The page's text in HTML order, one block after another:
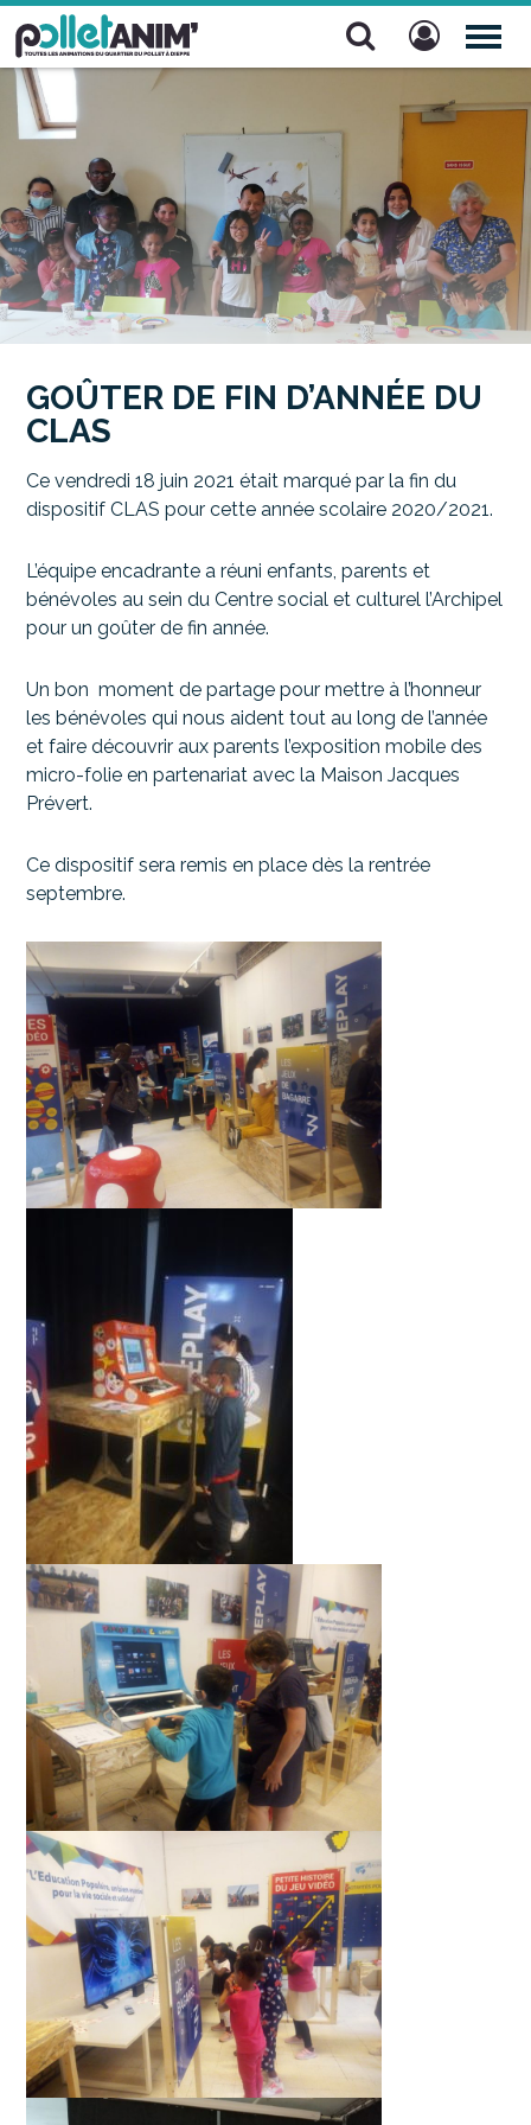
Pollet Anim'
GOÛTER DE FIN D’ANNÉE DU
CLAS
Ce vendredi 18 juin 2021 était marqué par la fin du
dispositif CLAS pour cette année scolaire 2020/2021.
L’équipe encadrante a réuni enfants, parents et
bénévoles au sein du Centre social et culturel l’Archipel
pour un goûter de fin année.
Un bon moment de partage pour mettre à l’honneur
les bénévoles qui nous aident tout au long de l’année
et faire découvrir aux parents l’exposition mobile des
micro-folie en partenariat avec la Maison Jacques
Prévert.
Ce dispositif sera remis en place dès la rentrée
septembre.